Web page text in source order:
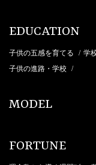
EDUCATION
子供の五感を育てる / 学
子供の進路・学校 /
MODEL
FORTUNE